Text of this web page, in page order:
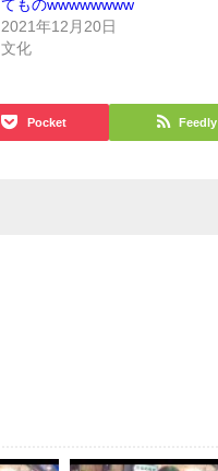
てものwwwwwwww
2021年12月20日
文化
Pocket Feedly